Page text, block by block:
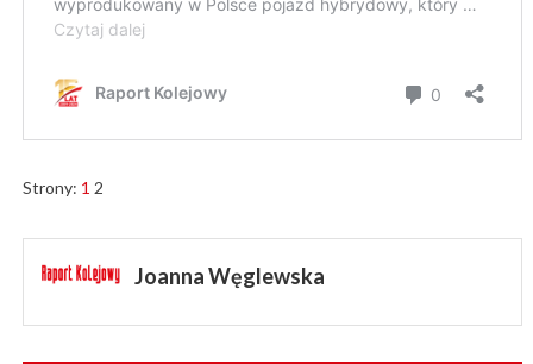
Strony: 1 2
Joanna Węglewska